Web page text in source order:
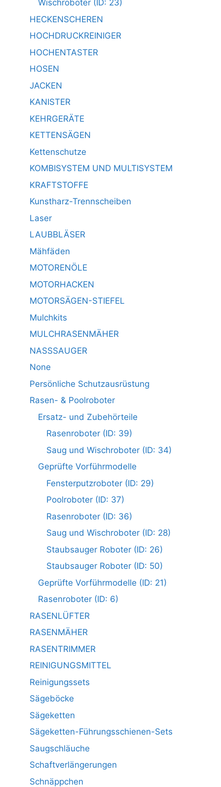
Wischroboter (ID: 23)
HECKENSCHEREN
HOCHDRUCKREINIGER
HOCHENTASTER
HOSEN
JACKEN
KANISTER
KEHRGERÄTE
KETTENSÄGEN
Kettenschutze
KOMBISYSTEM UND MULTISYSTEM
KRAFTSTOFFE
Kunstharz-Trennscheiben
Laser
LAUBBLÄSER
Mähfäden
MOTORENÖLE
MOTORHACKEN
MOTORSÄGEN-STIEFEL
Mulchkits
MULCHRASENMÄHER
NASSSAUGER
None
Persönliche Schutzausrüstung
Rasen- & Poolroboter
Ersatz- und Zubehörteile
Rasenroboter (ID: 39)
Saug und Wischroboter (ID: 34)
Geprüfte Vorführmodelle
Fensterputzroboter (ID: 29)
Poolroboter (ID: 37)
Rasenroboter (ID: 36)
Saug und Wischroboter (ID: 28)
Staubsauger Roboter (ID: 26)
Staubsauger Roboter (ID: 50)
Geprüfte Vorführmodelle (ID: 21)
Rasenroboter (ID: 6)
RASENLÜFTER
RASENMÄHER
RASENTRIMMER
REINIGUNGSMITTEL
Reinigungssets
Sägeböcke
Sägeketten
Sägeketten-Führungsschienen-Sets
Saugschläuche
Schaftverlängerungen
Schnäppchen